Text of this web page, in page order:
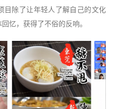
目除了让年轻人了解自己的文化
忆，获得了不俗的反响。